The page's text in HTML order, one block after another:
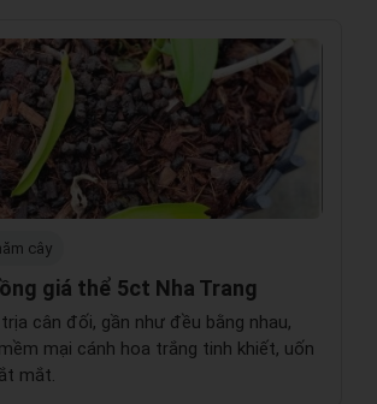
cây
giá thể 5ct Nha Trang
cân đối, gần như đều bằng nhau,
mại cánh hoa trắng tinh khiết, uốn
mắt.